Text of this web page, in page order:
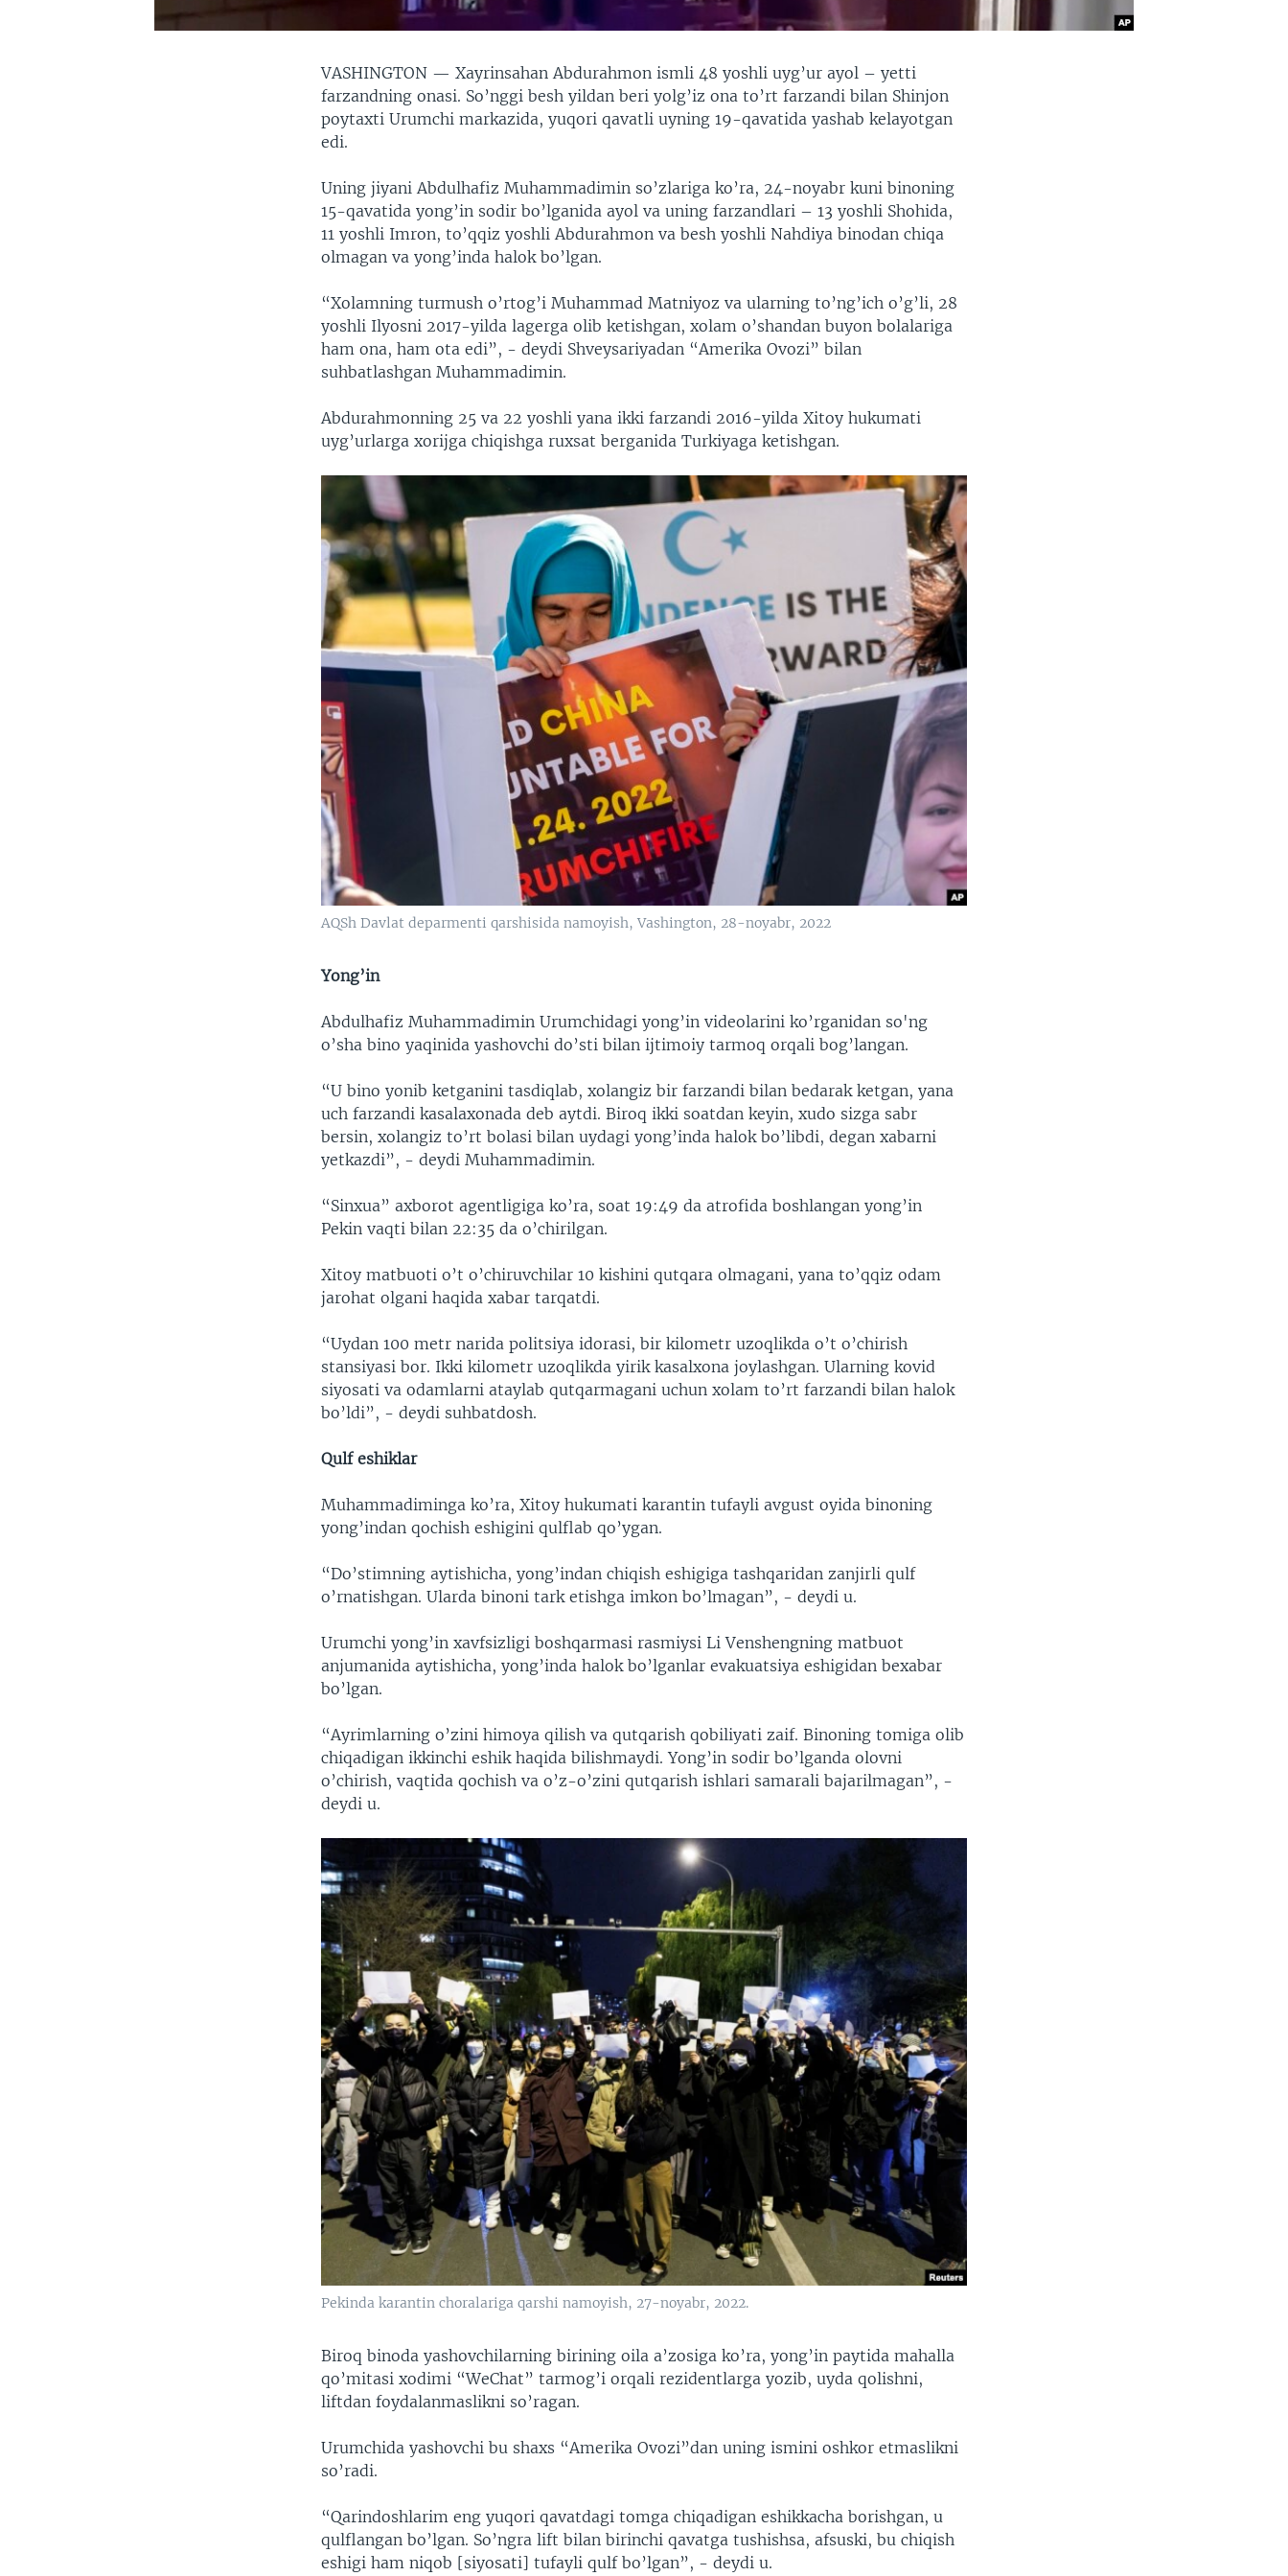
VASHINGTON —Xayrinsahan Abdurahmon ismli 48 yoshli uyg’ur ayol – yetti
farzandning onasi. So’nggi besh yildan beri yolg’iz ona to’rt farzandi bilan Shinjon
poytaxti Urumchi markazida, yuqori qavatli uyning 19-qavatida yashab kelayotgan
edi.
Uning jiyani Abdulhafiz Muhammadimin so’zlariga ko’ra, 24-noyabr kuni binoning
15-qavatida yong’in sodir bo’lganida ayol va uning farzandlari – 13 yoshli Shohida,
11 yoshli Imron, to’qqiz yoshli Abdurahmon va besh yoshli Nahdiya binodan chiqa
olmagan va yong’inda halok bo’lgan.
“Xolamning turmush o’rtog’i Muhammad Matniyoz va ularning to’ng’ich o’g’li, 28
yoshli Ilyosni 2017-yilda lagerga olib ketishgan, xolam o’shandan buyon bolalariga
ham ona, ham ota edi”, - deydi Shveysariyadan “Amerika Ovozi” bilan
suhbatlashgan Muhammadimin.
Abdurahmonning 25 va 22 yoshli yana ikki farzandi 2016-yilda Xitoy hukumati
uyg’urlarga xorijga chiqishga ruxsat berganida Turkiyaga ketishgan.
AQSh Davlat deparmenti qarshisida namoyish, Vashington, 28-noyabr, 2022
Yong’in
Abdulhafiz Muhammadimin Urumchidagi yong’in videolarini ko’rganidan so'ng
o’sha bino yaqinida yashovchi do’sti bilan ijtimoiy tarmoq orqali bog’langan.
“U bino yonib ketganini tasdiqlab, xolangiz bir farzandi bilan bedarak ketgan, yana
uch farzandi kasalaxonada deb aytdi. Biroq ikki soatdan keyin, xudo sizga sabr
bersin, xolangiz to’rt bolasi bilan uydagi yong’inda halok bo’libdi, degan xabarni
yetkazdi”, - deydi Muhammadimin.
“Sinxua” axborot agentligiga ko’ra, soat 19:49 da atrofida boshlangan yong’in
Pekin vaqti bilan 22:35 da o’chirilgan.
Xitoy matbuoti o’t o’chiruvchilar 10 kishini qutqara olmagani, yana to’qqiz odam
jarohat olgani haqida xabar tarqatdi.
“Uydan 100 metr narida politsiya idorasi, bir kilometr uzoqlikda o’t o’chirish
stansiyasi bor. Ikki kilometr uzoqlikda yirik kasalxona joylashgan. Ularning kovid
siyosati va odamlarni ataylab qutqarmagani uchun xolam to’rt farzandi bilan halok
bo’ldi”, - deydi suhbatdosh.
Qulf eshiklar
Muhammadiminga ko’ra, Xitoy hukumati karantin tufayli avgust oyida binoning
yong’indan qochish eshigini qulflab qo’ygan.
“Do’stimning aytishicha, yong’indan chiqish eshigiga tashqaridan zanjirli qulf
o’rnatishgan. Ularda binoni tark etishga imkon bo’lmagan”, - deydi u.
Urumchi yong’in xavfsizligi boshqarmasi rasmiysi Li Venshengning matbuot
anjumanida aytishicha, yong’inda halok bo’lganlar evakuatsiya eshigidan bexabar
bo’lgan.
“Ayrimlarning o’zini himoya qilish va qutqarish qobiliyati zaif. Binoning tomiga olib
chiqadigan ikkinchi eshik haqida bilishmaydi. Yong’in sodir bo’lganda olovni
o’chirish, vaqtida qochish va o’z-o’zini qutqarish ishlari samarali bajarilmagan”, -
deydi u.
Pekinda karantin choralariga qarshi namoyish, 27-noyabr, 2022.
Biroq binoda yashovchilarning birining oila a’zosiga ko’ra, yong’in paytida mahalla
qo’mitasi xodimi “WeChat” tarmog’i orqali rezidentlarga yozib, uyda qolishni,
liftdan foydalanmaslikni so’ragan.
Urumchida yashovchi bu shaxs “Amerika Ovozi”dan uning ismini oshkor etmaslikni
so’radi.
“Qarindoshlarim eng yuqori qavatdagi tomga chiqadigan eshikkacha borishgan, u
qulflangan bo’lgan. So’ngra lift bilan birinchi qavatga tushishsa, afsuski, bu chiqish
eshigi ham niqob [siyosati] tufayli qulf bo’lgan”, - deydi u.